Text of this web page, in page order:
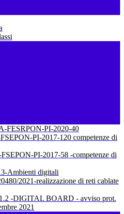
FESRPON-PI-2020-40
PI-2017-120 competenze di
PI-2017-58 -competenze di
Ambienti digitali
2021-realizzazione di reti cablate
-DIGITAL BOARD - avviso prot.
2021